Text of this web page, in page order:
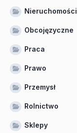
Nieruchomości
Obcojęzyczne
Praca
Prawo
Przemysł
Rolnictwo
Sklepy